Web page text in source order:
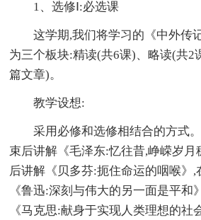
1、选修Ⅰ:必选课
这学期,我们将学习的《中外传
为三个板块:精读(共6课)、略读(共2
篇文章)。
教学设想:
采用必修和选修相结合的方式
束后讲解《毛泽东:忆往昔,峥嵘岁月
后讲解《贝多芬:扼住命运的咽喉》
《鲁迅:深刻与伟大的另一面是平和
《马克思:献身于实现人类理想的社